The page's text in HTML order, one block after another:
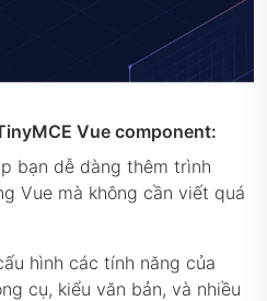
Vue component:
bạn dễ dàng thêm trình
Vue mà không cần viết quá
hình các tính năng của
cụ, kiểu văn bản, và nhiều